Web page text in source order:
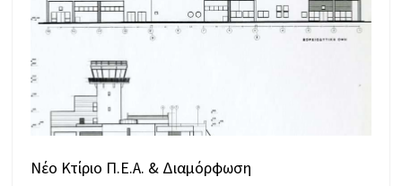
Νέο Κτίριο Π.Ε.Α. & Διαμόρφωση